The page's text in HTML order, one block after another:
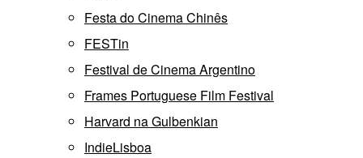
Festa do Cinema Chinês
FESTin
Festival de Cinema Argentino
Frames Portuguese Film Festival
Harvard na Gulbenkian
IndieLisboa